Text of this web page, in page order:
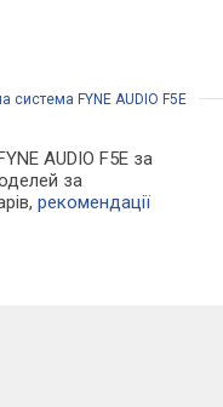
система FYNE AUDIO F5E
AUDIO F5E за
за
рекомендації